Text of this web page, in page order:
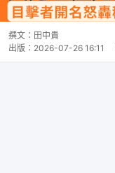
撰文： 田中貴
出版： 2026-07-26 16:11